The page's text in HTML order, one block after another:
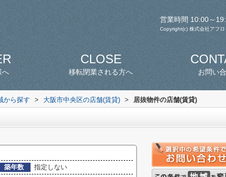
営業時間 10:00～
Copyright(c) 株式会社アフ
へ
CLOSE
移転閉業される方へ お問い
から探す > 大阪市中央区の店舗(賃貸) > 居抜物件の店舗(賃貸)
築年数
指定しない